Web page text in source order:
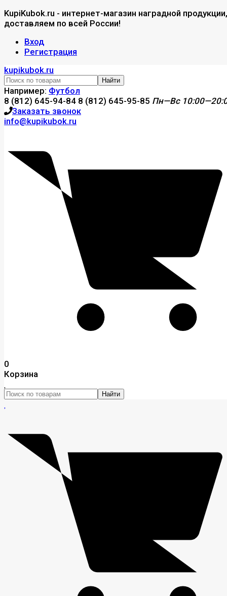
KupiKubok.ru - интернет-магазин наградной продукции,
доставляем по всей России!
Вход
Регистрация
kupikubok.ru
Найти
Например: Футбол
8 (812) 645-94-84 8 (812) 645-95-85 Пн—Вс
Заказать звонок
info@kupikubok.ru
0
Корзина
Найти